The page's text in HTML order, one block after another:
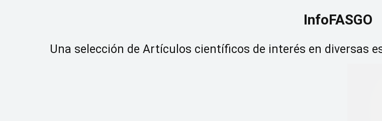
InfoFASGO
Una selección de Artículos científicos de interés en diversas